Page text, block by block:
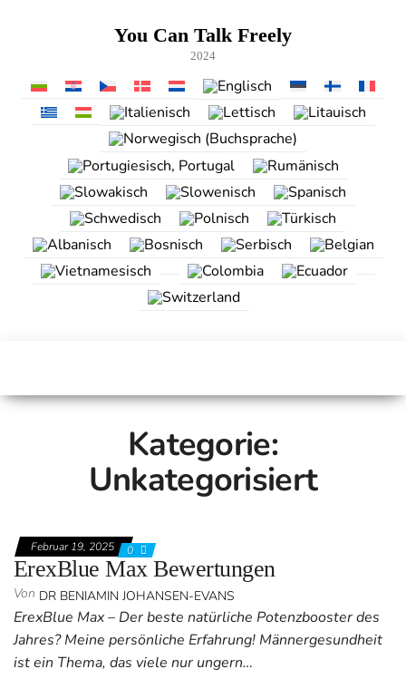
You Can Talk Freely
2024
Kategorie:
Unkategorisiert
Februar 19, 2025 0
ErexBlue Max Bewertungen
Von DR BENIAMIN JOHANSEN-EVANS
ErexBlue Max – Der beste natürliche Potenzbooster des
Jahres? Meine persönliche Erfahrung! Männergesundheit
ist ein Thema, das viele nur ungern…